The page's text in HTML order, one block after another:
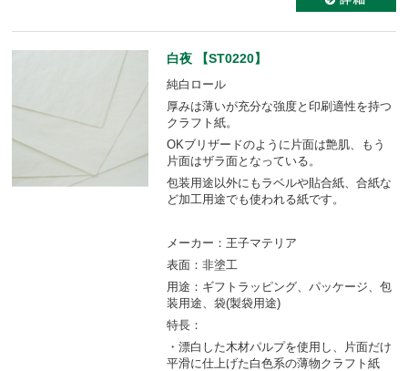
白夜 【ST0220】
純白ロール
厚みは薄いが充分な強度と印刷適性を持つ
クラフト紙。
OKブリザードのように片面は艶肌、もう
片面はザラ面となっている。
包装用途以外にもラベルや貼合紙、合紙な
ど加工用途でも使われる紙です。
メーカー：王子マテリア
表面：非塗工
用途：ギフトラッピング、パッケージ、包
装用途、袋(製袋用途)
特長：
・漂白した木材パルプを使用し、片面だけ
平滑に仕上げた白色系の薄物クラフト紙